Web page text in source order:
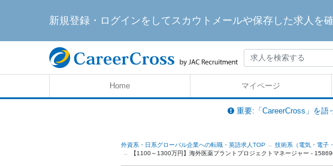
新規登録・ログインをしてスカウトメールや保存した求人を
Home マイページ
重要:「CareerCross」を語
外資系・日系グローバル企業への転職・英語求人TOP 技術系（電気・電子
【1100～1300万円】海外医薬プラントプロジェクトマネージャー -